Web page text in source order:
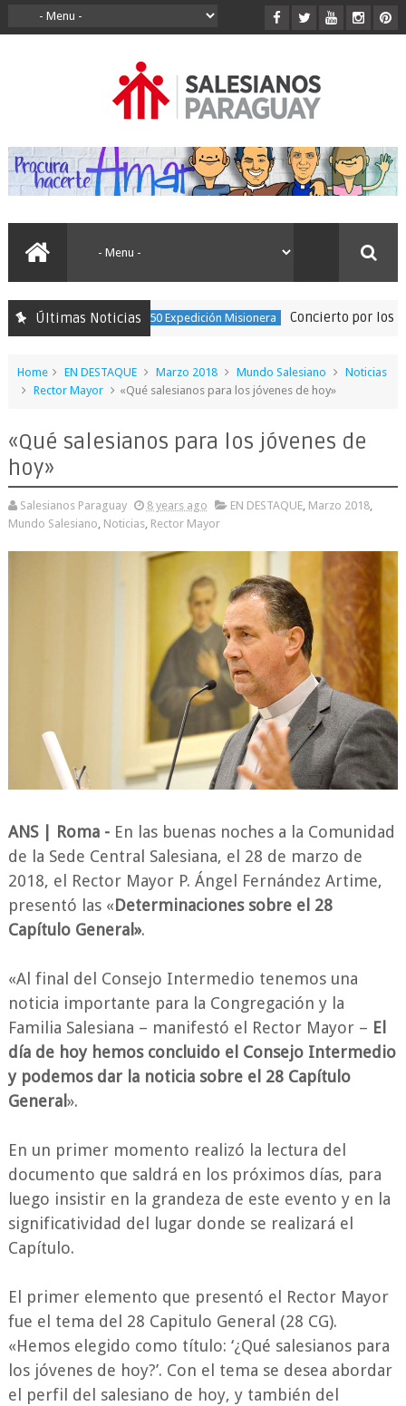
Últimas Noticias150 Expedición Misionera Concierto por los 150
Home EN DESTAQUE Marzo 2018 Mundo Salesiano
Noticias
Rector Mayor
«Qué salesianos para los jóvenes de hoy»
«Qué salesianos para los jóvenes de
hoy»
Salesianos Paraguay 8 years ago EN DESTAQUE, Marzo 2018,
Mundo Salesiano Noticias, Rector Mayor
ANS | Roma -En las buenas noches a la Comunidad
de la Sede Central Salesiana, el 28 de marzo de
2018, el Rector Mayor P. Ángel Fernández Artime,
presentó las «Determinaciones sobre el 28
Capítulo General».
«Al final del Consejo Intermedio tenemos una
noticia importante para la Congregación y la
Familia Salesiana – manifestó el Rector Mayor – El
día de hoy hemos concluido el Consejo Intermedio
y podemos dar la noticia sobre el 28 Capítulo
General ».
En un primer momento realizó la lectura del
documento que saldrá en los próximos días, para
luego insistir en la grandeza de este evento y en la
significatividad del lugar donde se realizará el
Capítulo.
El primer elemento que presentó el Rector Mayor
fue el tema del 28 Capitulo General (28 CG).
«Hemos elegido como título: ‘¿Qué salesianos para
los jóvenes de hoy?’. Con el tema se desea abordar
el perfil del salesiano de hoy, y también del